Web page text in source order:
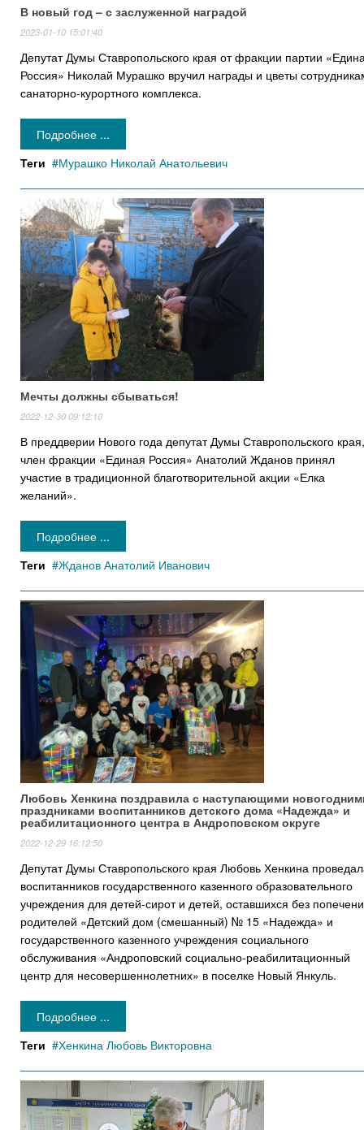
В новый год – с заслуженной наградой
2023-01-10 15:01:40
Депутат Думы Ставропольского края от фракции партии
Россия» Николай Мурашко вручил награды и цветы
санаторно-курортного комплекса.
Подробнее ...
Теги
Мурашко Николай Анатольевич
Мечты должны сбываться!
2022-12-30 09:12:10
В преддверии Нового года депутат Думы Ставропольского края,
член фракции «Единая Россия» Анатолий Жданов принял
участие в традиционной благотворительной акции «Елка
желаний».
Подробнее ...
Теги
Жданов Анатолий Иванович
Любовь Хенкина поздравила с наступающими
праздниками воспитанников детского дома «Надежда» и
реабилитационного центра в Андроповском округе
2022-12-29 16:12:50
Депутат Думы Ставропольского края Любовь Хенкина
воспитанников государственного казенного образовательного
учреждения для детей-сирот и детей, оставшихся без
родителей «Детский дом (смешанный) № 15 «Надежда» и
государственного казенного учреждения социального
обслуживания «Андроповский социально-реабилитационный
центр для несовершеннолетних» в поселке Новый Янкуль.
Подробнее ...
Теги
Хенкина Любовь Викторовна